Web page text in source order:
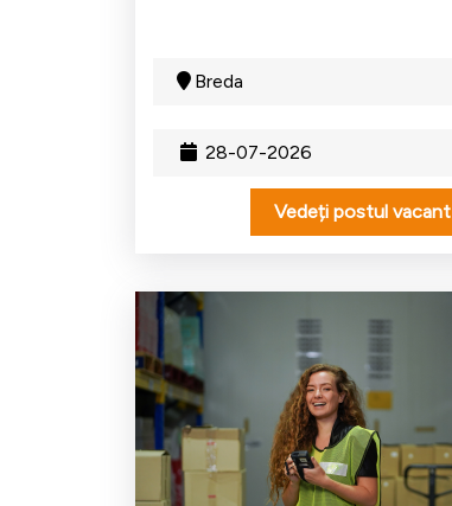
28-07-2026
Breda
Vedeți postul vacant